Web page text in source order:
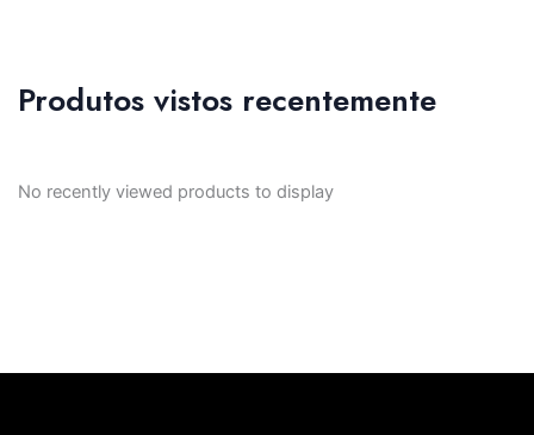
Produtos vistos recentemente
No recently viewed products to display